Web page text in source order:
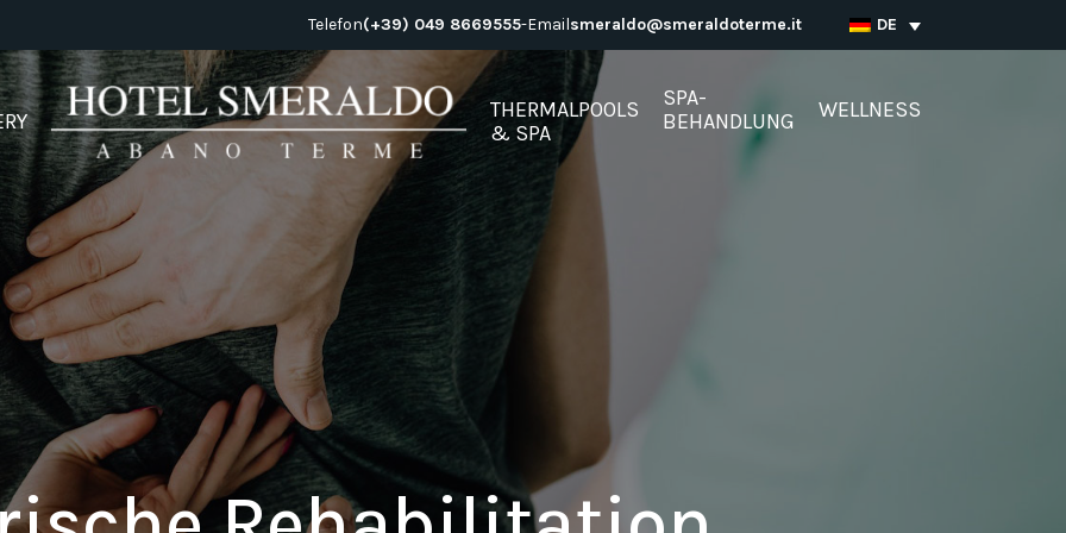
Telefon(+39) 049 8669555-Emailsmeraldo@smeraldoterme.it DE
THERMALPOOLS
& SPA
SPA-
BEHANDLUNG
WELLNESS